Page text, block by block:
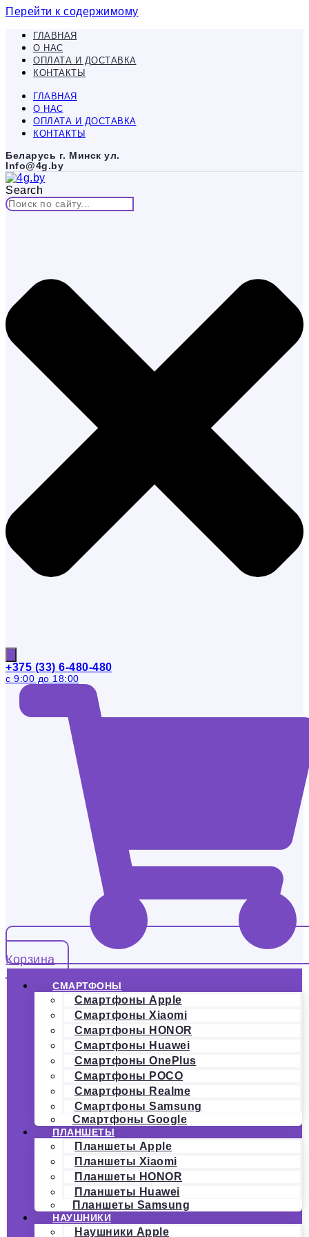
Перейти к содержимому
ГЛАВНАЯ
О НАС
ОПЛАТА И ДОСТАВКА
КОНТАКТЫ
ГЛАВНАЯ
О НАС
ОПЛАТА И ДОСТАВКА
КОНТАКТЫ
Беларусь г. Минск ул.
Info@4g.by
Search
+375 (33) 6-480-480
с 9:00 до 18:00
Корзина
СМАРТФОНЫ
Смартфоны Apple
Смартфоны Xiaomi
Смартфоны HONOR
Смартфоны Huawei
Смартфоны OnePlus
Смартфоны POCO
Смартфоны Realme
Смартфоны Samsung
Смартфоны Google
ПЛАНШЕТЫ
Планшеты Apple
Планшеты Xiaomi
Планшеты HONOR
Планшеты Huawei
Планшеты Samsung
НАУШНИКИ
Наушники Apple